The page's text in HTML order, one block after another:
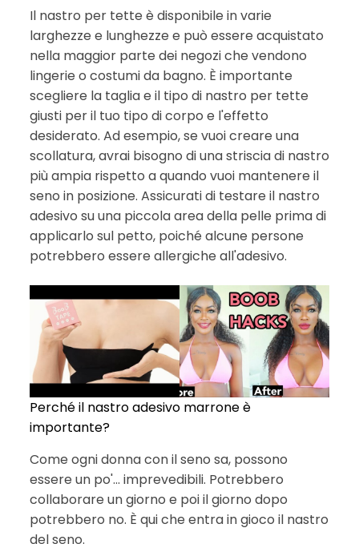
Il nastro per tette è disponibile in varie
larghezze e lunghezze e può essere acquistato
nella maggior parte dei negozi che vendono
lingerie o costumi da bagno. È importante
scegliere la taglia e il tipo di nastro per tette
giusti per il tuo tipo di corpo e l'effetto
desiderato. Ad esempio, se vuoi creare una
scollatura, avrai bisogno di una striscia di nastro
più ampia rispetto a quando vuoi mantenere il
seno in posizione. Assicurati di testare il nastro
adesivo su una piccola area della pelle prima di
applicarlo sul petto, poiché alcune persone
potrebbero essere allergiche all'adesivo.
Perché il nastro adesivo marrone è
importante?
Come ogni donna con il seno sa, possono
essere un po'... imprevedibili. Potrebbero
collaborare un giorno e poi il giorno dopo
potrebbero no. È qui che entra in gioco il nastro
del seno.